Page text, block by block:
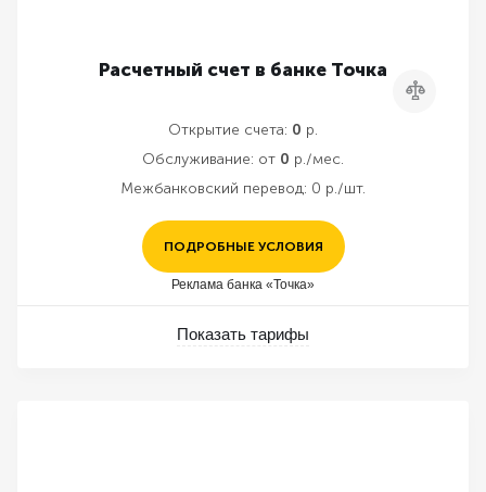
Расчетный счет в банке Точка
Сравнить
Открытие счета: 0 р.
Обслуживание: от 0 р./мес.
Межбанковский перевод: 0 р./шт.
ПОДРОБНЫЕ УСЛОВИЯ
Реклама банка «Точка»
Показать тарифы